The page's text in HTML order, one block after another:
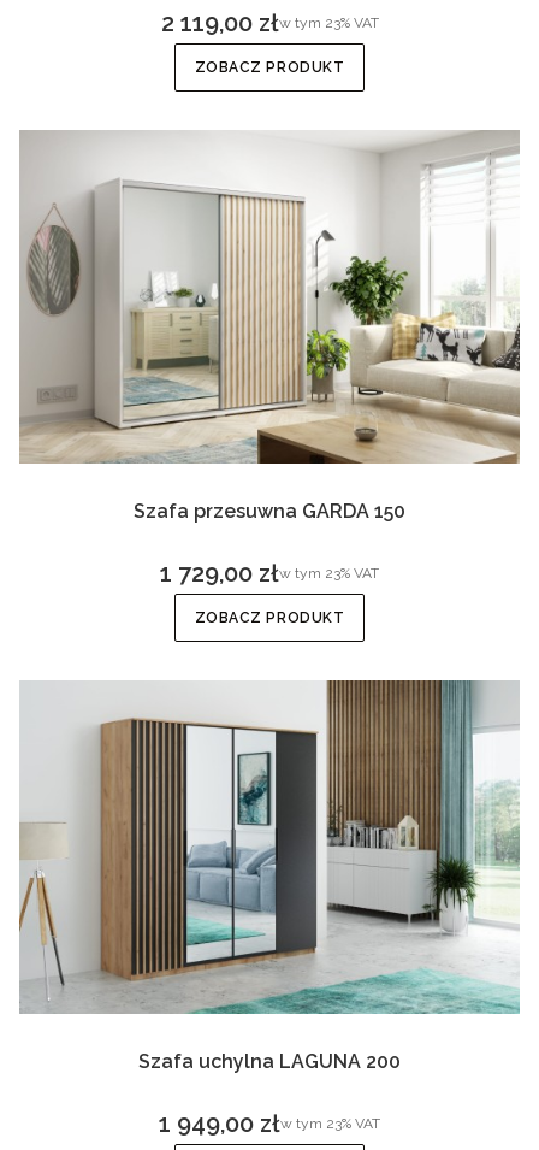
Cena brutto
2 119,00 złw tym %s VAT
w tym 23%VAT
ZOBACZ PRODUKT
Szafa przesuwna GARDA 150
Cena brutto
1 729,00 złw tym %s VAT
w tym 23% VAT
ZOBACZ PRODUKT
Szafa uchylna LAGUNA 200
Cena brutto
1 949,00 złw tym %s VAT
w tym 23% VAT